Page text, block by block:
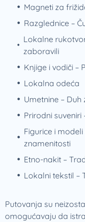
Magneti za
Razglednice –
Lokalne
zaboravili
Knjige i vodiči –
Lokalna odeća
Umetnine –
Prirodni
Figurice i
znamenitosti
Etno-nakit –
Lokalni tekstil –
Putovanja su
omogućavaju da